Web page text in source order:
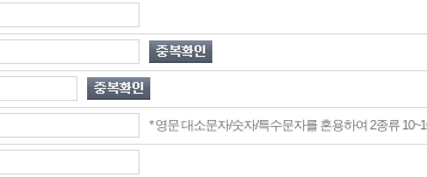
* 영문 대소문자/숫자/특수문자를 혼용하여 2종류